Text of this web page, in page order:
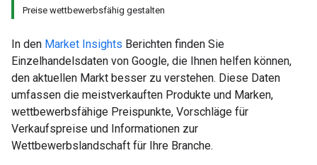
Preise wettbewerbsfähig gestalten
In den Market Insights Berichten finden Sie
Einzelhandelsdaten von Google, die Ihnen helfen können,
den aktuellen Markt besser zu verstehen. Diese Daten
umfassen die meistverkauften Produkte und Marken,
wettbewerbsfähige Preispunkte, Vorschläge für
Verkaufspreise und Informationen zur
Wettbewerbslandschaft für Ihre Branche.